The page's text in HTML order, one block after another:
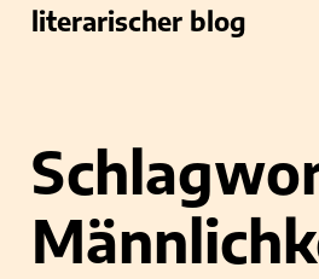
literarischer blog